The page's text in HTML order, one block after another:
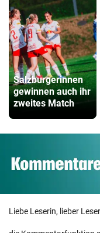
Salzburgerinnen
gewinnen auch ihr
zweites Match
Liebe Leserin, lieber